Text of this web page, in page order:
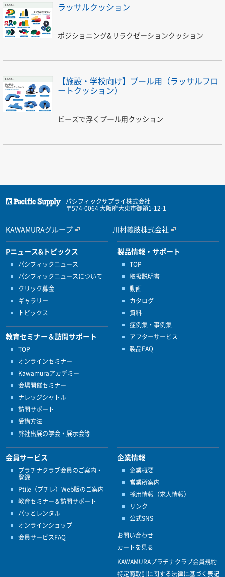
ラッサルクッション
ポジショニング&リラクゼーションクッション
【施設・学校向け】プール用（ラッサルフロ
ートクッション）
ビーズで浮くプール用クッション
パシフィックサプライ株式会社
〒574-0064 大阪府大東市御領1-12-1
KAWAMURAグループ 川村義肢株式会社
Pニュース&トピックス
パシフィックニュース
パシフィックニュースについて
クリック募金
ギャラリー
トピックス
教育セミナー＆訪問サポート
TOP
オンラインセミナー
Kawamuraアカデミー
会場開催セミナー
ナレッジシャトル
訪問サポート
受講方法
弊社出展の学会・展示会等
製品情報・サポート
TOP
取扱説明書
動画
カタログ
資料
症例集・事例集
アフターサービス
製品FAQ
会員サービス
プラチナクラブ会員のご案内・
登録
Ptile（プチレ）Web版のご案内
教育セミナー＆訪問サポート
パッとレンタル
オンラインショップ
会員サービスFAQ
企業情報
企業概要
営業所案内
採用情報（求人情報）
リンク
公式SNS
お問い合わせ
カートを見る
KAWAMURAプラチナクラブ会員規約
特定商取引に関する法律に基づく表記